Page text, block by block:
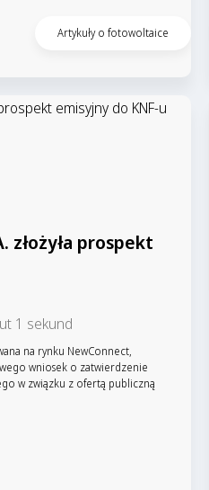
Artykuły o fotowoltaice
złożyła prospekt
1 sekund
na rynku NewConnect,
wniosek o zatwierdzenie
w związku z ofertą publiczną